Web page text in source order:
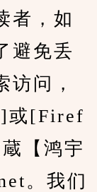
，如
避免丢
访问，
]或[Firef
【鸿宇
。我们